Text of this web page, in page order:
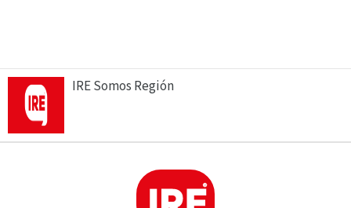
IRE Somos Región